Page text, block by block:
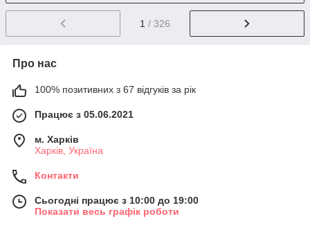
1 / 326
Про нас
100% позитивних з 67 відгуків за рік
Працює з 05.06.2021
м. Харків
Харків, Україна
Контакти
Сьогодні працює з 10:00 до 19:00
Показати весь графік роботи